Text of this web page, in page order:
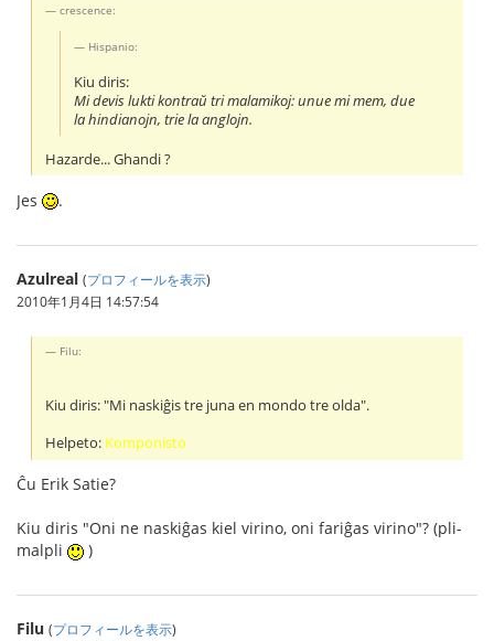
crescence:
Hispanio:
Kiu diris:
Mi devis lukti kontraŭ tri malamikoj: unue mi mem, due
la hindianojn, trie la anglojn.
Hazarde... Ghandi ?
Jes .
Azulreal (プロフィールを表示)
2010年1月4日 14:57:54
Filu:
Kiu diris: "Mi naskiĝis tre juna en mondo tre olda".
Helpeto: Komponisto
Ĉu Erik Satie?
Kiu diris "Oni ne naskiĝas kiel virino, oni fariĝas virino"? (pli-
malpli
)
Filu (プロフィールを表示)